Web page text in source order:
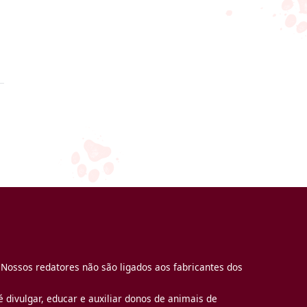
redatores não são ligados aos fabricantes dos
educar e auxiliar donos de animais de